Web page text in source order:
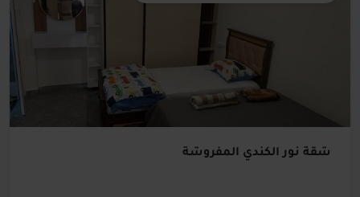
شقة نور الكندي المفروشة